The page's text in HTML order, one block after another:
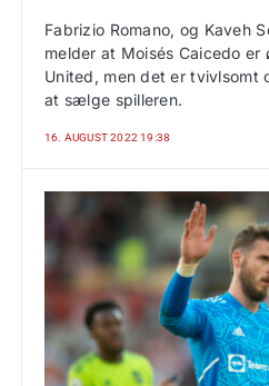
Fabrizio Romano, og Kaveh
melder at Moisés Caicedo er
United, men det er tvivlsomt
at sælge spilleren.
16. AUGUST 2022 19:38